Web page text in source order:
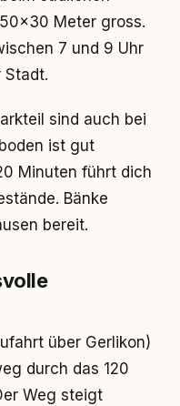
Meter gross.
7 und 9 Uhr
Stadt.
sind auch bei
ist gut
Minuten führt dich
Bänke
bereit.
über Gerlikon)
durch das 120
Weg steigt